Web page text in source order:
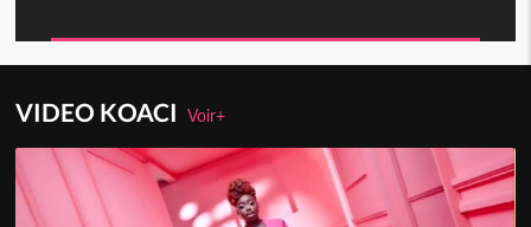
VIDEO KOACIVoir+